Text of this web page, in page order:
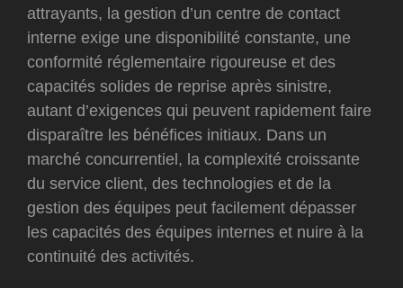
attrayants, la gestion d’un centre de contact
interne exige une disponibilité constante, une
conformité réglementaire rigoureuse et des
capacités solides de reprise après sinistre,
autant d’exigences qui peuvent rapidement faire
disparaître les bénéfices initiaux. Dans un
marché concurrentiel, la complexité croissante
du service client, des technologies et de la
gestion des équipes peut facilement dépasser
les capacités des équipes internes et nuire à la
continuité des activités.